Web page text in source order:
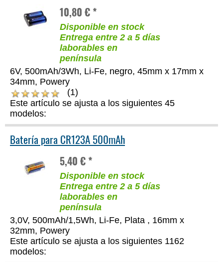
10,80 € *
Disponible en stock
Entrega entre 2 a 5 días
laborables en
península
6V, 500mAh/3Wh, Li-Fe, negro, 45mm x 17mm x
34mm, Powery
(1)
Este artículo se ajusta a los siguientes 45
modelos:
Batería para CR123A 500mAh
5,40 € *
Disponible en stock
Entrega entre 2 a 5 días
laborables en
península
3,0V, 500mAh/1,5Wh, Li-Fe, Plata , 16mm x
32mm, Powery
Este artículo se ajusta a los siguientes 1162
modelos: